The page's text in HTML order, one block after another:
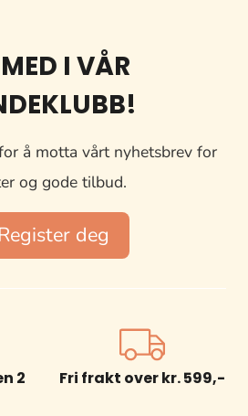
I VÅR
å motta vårt nyhetsbrev for
og gode tilbud.
Register deg
2
Fri frakt over kr. 599,-